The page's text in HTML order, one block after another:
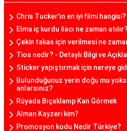
Chris Tucker'ın en iyi filmi hangisi?
Elma iç kurdu ilacı ne zaman atılır?
Çekin takas için verilmesi ne
Tios nedir? - Detaylı Bilgi ve
Sticker yapıştırmak için nereye
Bulunduğunuz yerin doğu mu
anlarsınız?
Rüyada Bıçaklanıp Kan Görmek
Alman Kayzeri kim?
Promosyon kodu Nedir Türkiye?